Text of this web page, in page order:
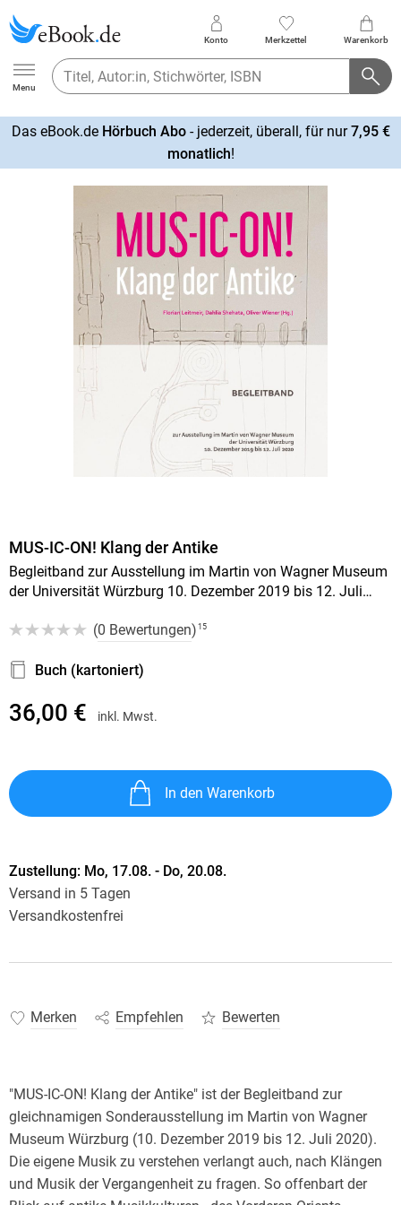
Ebook.de
Menu
Konto Merkzettel Warenkorb
Das eBook.de Hörbuch Abo- jederzeit, überall, für nur7,95 €
monatlich!
MUS-IC-ON! Klang der Antike
Begleitband zur Ausstellung im Martin von Wagner Museum
der Universität Würzburg 10. Dezember 2019 bis 12. Juli
(0 Bewertungen) 15
Buch (kartoniert)
36,00 € inkl. Mwst.
In den Warenkorb
Zustellung: Mo, 17.08. - Do, 20.08.
Versand in 5 Tagen
Versandkostenfrei
Merken Empfehlen Bewerten
"MUS-IC-ON! Klang der Antike" ist der Begleitband zur
gleichnamigen Sonderausstellung im Martin von Wagner
Museum Würzburg (10. Dezember 2019 bis 12. Juli 2020).
Die eigene Musik zu verstehen verlangt auch, nach Klängen
und Musik der Vergangenheit zu fragen. So offenbart der